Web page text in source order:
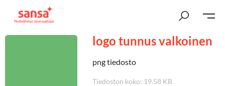
logo tunnus valkoinen
png tiedosto
Tiedoston koko: 19.58 KB